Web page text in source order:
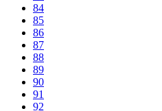
84
85
86
87
88
89
90
91
92